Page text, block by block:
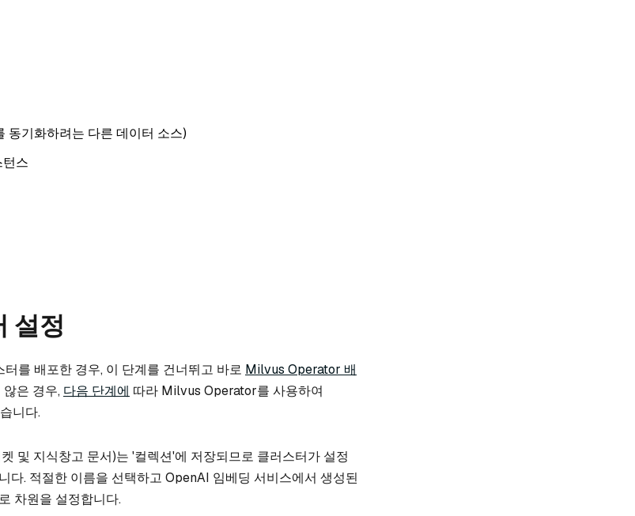
동기화하려는 다른 데이터 소스)
스
설정
를 배포한 경우, 이 단계를 건너뛰고 바로 Milvus Operator 배
은 경우, 다음 단계에 따라 Milvus Operator를 사용하여
니다.
및 지식창고 문서)는 '컬렉션'에 저장되므로 클러스터가 설정
다. 적절한 이름을 선택하고 OpenAI 임베딩 서비스에서 생성된
차원을 설정합니다.